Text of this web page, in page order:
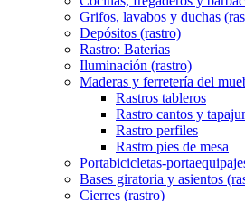
Grifos, lavabos y duchas
Depósitos (rastro)
Rastro: Baterias
Iluminación (rastro)
Maderas y ferretería del
Rastros tableros
Rastro cantos y
Rastro perfiles
Rastro pies de mesa
Portabicicletas-
Bases giratoria y asientos
Cierres (rastro)